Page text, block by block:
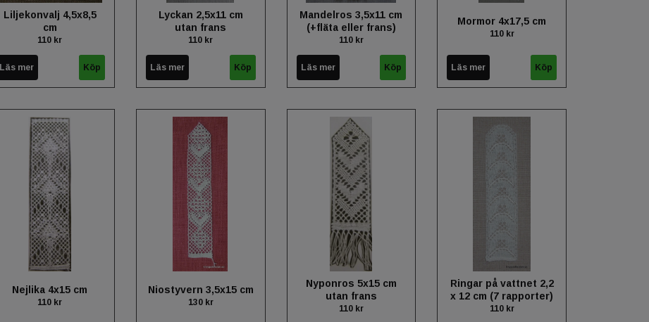
Liljekonvalj 4,5x8,5
cm
110 kr
Läs mer
Lyckan 2,5x11 cm
utan frans
110 kr
Läs mer
Mandelros 3,5x11 cm
(+fläta eller frans)
110 kr
Läs mer
Mormor 4x17,5 cm
110 kr
Läs mer
Nejlika 4x15 cm
110 kr
Niostyvern 3,5x15 cm
130 kr
Nyponros 5x15 cm
utan frans
110 kr
Ringar på vattnet 2,2
x 12 cm (7 rapporter)
110 kr